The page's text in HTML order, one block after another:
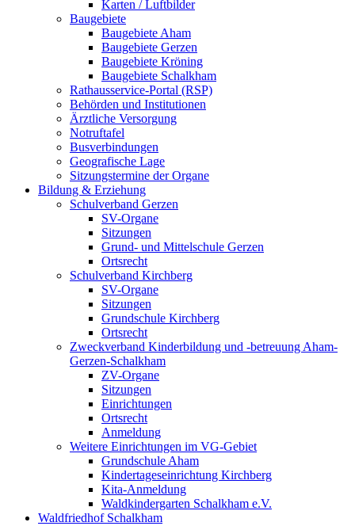
Karten / Luftbilder
Baugebiete
Baugebiete Aham
Baugebiete Gerzen
Baugebiete Kröning
Baugebiete Schalkham
Rathausservice-Portal (RSP)
Behörden und Institutionen
Ärztliche Versorgung
Notruftafel
Busverbindungen
Geografische Lage
Sitzungstermine der Organe
Bildung & Erziehung
Schulverband Gerzen
SV-Organe
Sitzungen
Grund- und Mittelschule Gerzen
Ortsrecht
Schulverband Kirchberg
SV-Organe
Sitzungen
Grundschule Kirchberg
Ortsrecht
Zweckverband Kinderbildung und -betreuung Aham-
Gerzen-Schalkham
ZV-Organe
Sitzungen
Einrichtungen
Ortsrecht
Anmeldung
Weitere Einrichtungen im VG-Gebiet
Grundschule Aham
Kindertageseinrichtung Kirchberg
Kita-Anmeldung
Waldkindergarten Schalkham e.V.
Waldfriedhof Schalkham